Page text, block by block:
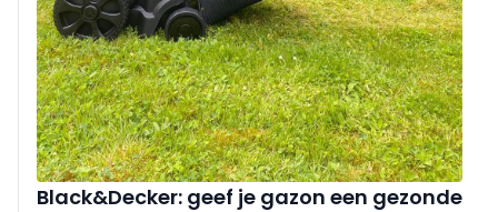
Black&Decker: geef je gazon een gezonde